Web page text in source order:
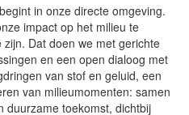
in onze directe omgeving.
impact op het milieu te
Dat doen we met gerichte
en een open dialoog met
van stof en geluid, een
van milieumomenten: samen
duurzame toekomst, dichtbij